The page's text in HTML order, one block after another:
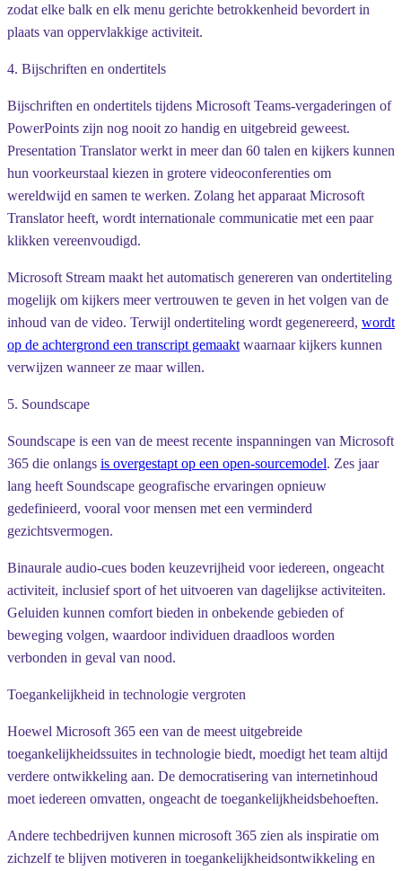
zodat elke balk en elk menu gerichte betrokkenheid bevordert in
plaats van oppervlakkige activiteit.
4. Bijschriften en ondertitels
Bijschriften en ondertitels tijdens Microsoft Teams-vergaderingen of
PowerPoints zijn nog nooit zo handig en uitgebreid geweest.
Presentation Translator werkt in meer dan 60 talen en kijkers kunnen
hun voorkeurstaal kiezen in grotere videoconferenties om
wereldwijd en samen te werken. Zolang het apparaat Microsoft
Translator heeft, wordt internationale communicatie met een paar
klikken vereenvoudigd.
Microsoft Stream maakt het automatisch genereren van ondertiteling
mogelijk om kijkers meer vertrouwen te geven in het volgen van de
inhoud van de video. Terwijl ondertiteling wordt gegenereerd, wordt
op de achtergrond een transcript gemaakt waarnaar kijkers kunnen
verwijzen wanneer ze maar willen.
5. Soundscape
Soundscape is een van de meest recente inspanningen van Microsoft
365 die onlangs is overgestapt op een open-sourcemodel. Zes jaar
lang heeft Soundscape geografische ervaringen opnieuw
gedefinieerd, vooral voor mensen met een verminderd
gezichtsvermogen.
Binaurale audio-cues boden keuzevrijheid voor iedereen, ongeacht
activiteit, inclusief sport of het uitvoeren van dagelijkse activiteiten.
Geluiden kunnen comfort bieden in onbekende gebieden of
beweging volgen, waardoor individuen draadloos worden
verbonden in geval van nood.
Toegankelijkheid in technologie vergroten
Hoewel Microsoft 365 een van de meest uitgebreide
toegankelijkheidssuites in technologie biedt, moedigt het team altijd
verdere ontwikkeling aan. De democratisering van internetinhoud
moet iedereen omvatten, ongeacht de toegankelijkheidsbehoeften.
Andere techbedrijven kunnen microsoft 365 zien als inspiratie om
zichzelf te blijven motiveren in toegankelijkheidsontwikkeling en